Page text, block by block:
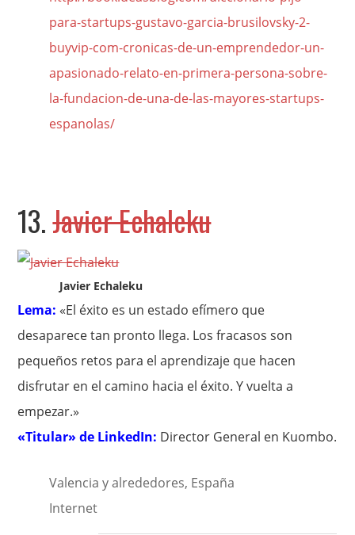
para-startups-gustavo-garcia-brusilovsky-2-
buyvip-com-cronicas-de-un-emprendedor-un-
apasionado-relato-en-primera-persona-sobre-
la-fundacion-de-una-de-las-mayores-startups-
espanolas/
13.Javier Echaleku
Javier Echaleku
Lema: «El éxito es un estado efímero que
desaparece tan pronto llega. Los fracasos son
pequeños retos para el aprendizaje que hacen
disfrutar en el camino hacia el éxito. Y vuelta a
empezar.»
«Titular» de LinkedIn: Director General en Kuombo.
Valencia y alrededores, España
Internet